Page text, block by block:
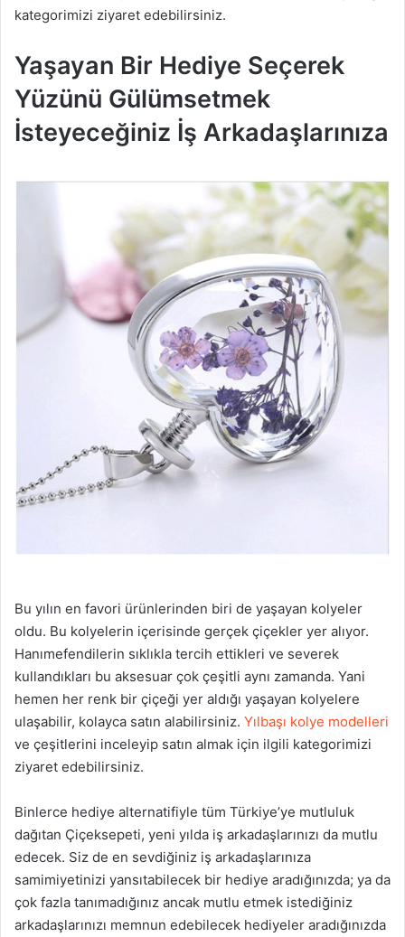
kategorimizi ziyaret edebilirsiniz.
Yaşayan Bir Hediye Seçerek
Yüzünü Gülümsetmek
İsteyeceğiniz İş Arkadaşlarınıza
Bu yılın en favori ürünlerinden biri de yaşayan kolyeler
oldu. Bu kolyelerin içerisinde gerçek çiçekler yer alıyor.
Hanımefendilerin sıklıkla tercih ettikleri ve severek
kullandıkları bu aksesuar çok çeşitli aynı zamanda. Yani
hemen her renk bir çiçeği yer aldığı yaşayan kolyelere
ulaşabilir, kolayca satın alabilirsiniz. Yılbaşı kolye modelleri
ve çeşitlerini inceleyip satın almak için ilgili kategorimizi
ziyaret edebilirsiniz.
Binlerce hediye alternatifiyle tüm Türkiye’ye mutluluk
dağıtan Çiçeksepeti, yeni yılda iş arkadaşlarınızı da mutlu
edecek. Siz de en sevdiğiniz iş arkadaşlarınıza
samimiyetinizi yansıtabilecek bir hediye aradığınızda; ya da
çok fazla tanımadığınız ancak mutlu etmek istediğiniz
arkadaşlarınızı memnun edebilecek hediyeler aradığınızda